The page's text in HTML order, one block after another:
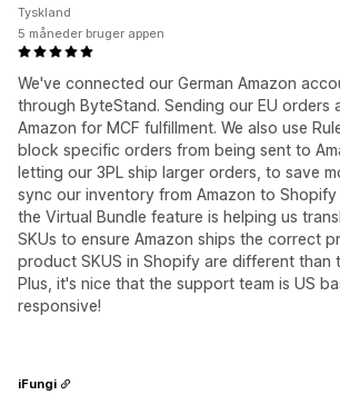
We've connected our German Amazon
through ByteStand. Sending our EU orders
Amazon for MCF fulfillment. We also use
block specific orders from being sent to
letting our 3PL ship larger orders, to save
sync our inventory from Amazon to
the Virtual Bundle feature is helping us
SKUs to ensure Amazon ships the correct
product SKUS in Shopify are different than
Plus, it's nice that the support team is US
responsive!
Tyskland
5 måneder bruger appen
iFungi